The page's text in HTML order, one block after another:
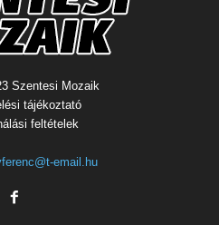
Szentesi Mozaik
tájékoztató
feltételek
email.hu